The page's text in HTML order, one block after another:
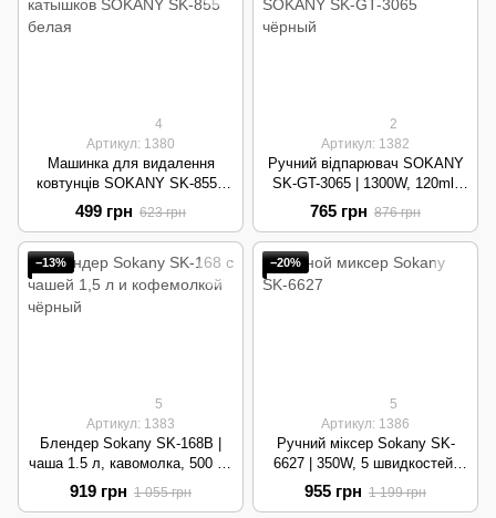
4
Артикул: 1380
Машинка для видалення
ковтунців SOKANY SK-855 |
9W, 1200mAh, LED-дисплей |
White
499 грн 623 грн
2
Артикул: 1382
Ручний відпарювач SOKANY
SK-GT-3065 | 1300W, 120ml,
складний | Black
765 грн 876 грн
−13%
5
Артикул: 1383
Блендер Sokany SK-168B |
чаша 1.5 л, кавомолка, 500 Вт
| Black
919 грн 1 055 грн
−20%
5
Артикул: 1386
Ручний міксер Sokany SK-
6627 | 350W, 5 швидкостей,
Turbo режим | Silver
955 грн 1 199 грн